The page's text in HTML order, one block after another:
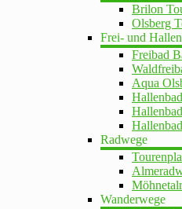
Brilon
Olsberg
Frei- und
Freibad
Aqua
Radwege
Wanderwege